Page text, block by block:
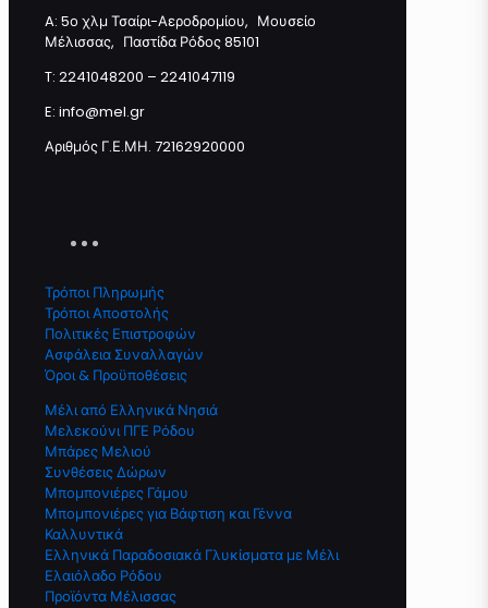
Προσθήκη στο καλάθι
A: 5ο χλμ Τσαίρι-Αεροδρομίου, Μουσείο
Μέλισσας, Παστίδα Ρόδος 85101
T: 2241048200 – 2241047119
E: info@mel.gr
Αριθμός Γ.Ε.ΜΗ. 72162920000
Τρόποι Πληρωμής
Τρόποι Αποστολής
Πολιτικές Επιστροφών
Ασφάλεια Συναλλαγών
Όροι & Προϋποθέσεις
Μέλι από Ελληνικά Νησιά
Μελεκούνι ΠΓΕ Ρόδου
Μπάρες Μελιού
Συνθέσεις Δώρων
Μπομπονιέρες Γάμου
Μπομπονιέρες για Βάφτιση και Γέννα
Καλλυντικά
Ελληνικά Παραδοσιακά Γλυκίσματα με Μέλι
Ελαιόλαδο Ρόδου
Προϊόντα Μέλισσας